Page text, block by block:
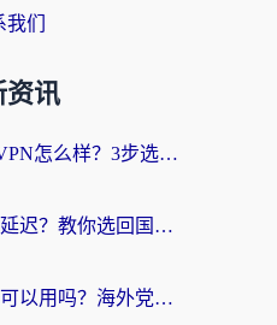
们
资讯
海外党必看：Astrill VPN怎么样？3步选对回国加速器实现无缝刷剧玩游戏
海外追剧卡顿、游戏延迟？教你选回国加速器，附免费加速器试用一小时福利
国外连回国内加速器可以用吗？海外党亲测实用指南，解决追剧游戏卡顿难题